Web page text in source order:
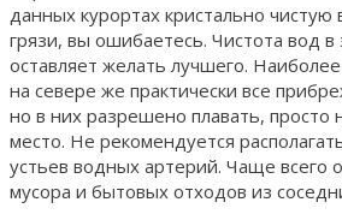
данных курортах кристально чистую
грязи, вы ошибаетесь. Чистота вод
оставляет желать лучшего.
на севере же практически все
но в них разрешено плавать, просто
место. Не рекомендуется
устьев водных артерий. Чаще всего
мусора и бытовых отходов из